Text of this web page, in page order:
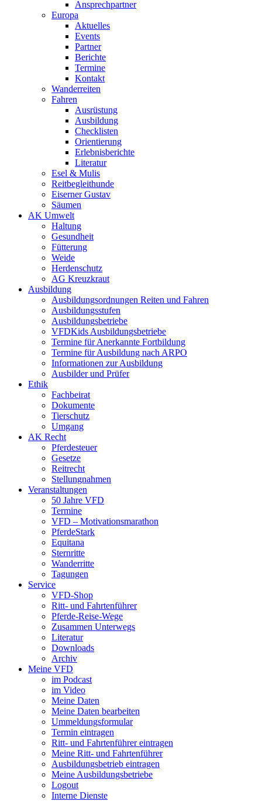
Ansprechpartner
Europa
Aktuelles
Events
Partner
Berichte
Termine
Kontakt
Wanderreiten
Fahren
Ausrüstung
Ausbildung
Checklisten
Orientierung
Erlebnisberichte
Literatur
Esel & Mulis
Reitbegleithunde
Eiserner Gustav
Säumen
AK Umwelt
Haltung
Gesundheit
Fütterung
Weide
Herdenschutz
AG Kreuzkraut
Ausbildung
Ausbildungsordnungen Reiten und Fahren
Ausbildungsstufen
Ausbildungsbetriebe
VFDKids Ausbildungsbetriebe
Termine für Anerkannte Fortbildung
Termine für Ausbildung nach ARPO
Informationen zur Ausbildung
Ausbilder und Prüfer
Ethik
Fachbeirat
Dokumente
Tierschutz
Umgang
AK Recht
Pferdesteuer
Gesetze
Reitrecht
Stellungnahmen
Veranstaltungen
50 Jahre VFD
Termine
VFD – Motivationsmarathon
PferdeStark
Equitana
Sternritte
Wanderritte
Tagungen
Service
VFD-Shop
Ritt- und Fahrtenführer
Pferde-Reise-Wege
Zusammen Unterwegs
Literatur
Downloads
Archiv
Meine VFD
im Podcast
im Video
Meine Daten
Meine Daten bearbeiten
Ummeldungsformular
Termin eintragen
Ritt- und Fahrtenführer eintragen
Meine Ritt- und Fahrtenführer
Ausbildungsbetrieb eintragen
Meine Ausbildungsbetriebe
Logout
Interne Dienste